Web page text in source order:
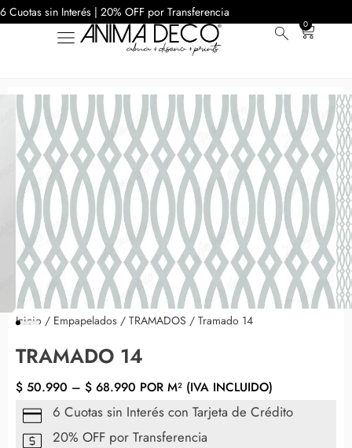
6 Cuotas sin Interés | 20% OFF por Transferencia
0
Inicio / Empapelados / TRAMADOS / Tramado 14
TRAMADO 14
$ 50.990 – $ 68.990 POR M² (IVA INCLUIDO)
6 Cuotas sin Interés con Tarjeta de Crédito
20% OFF por Transferencia